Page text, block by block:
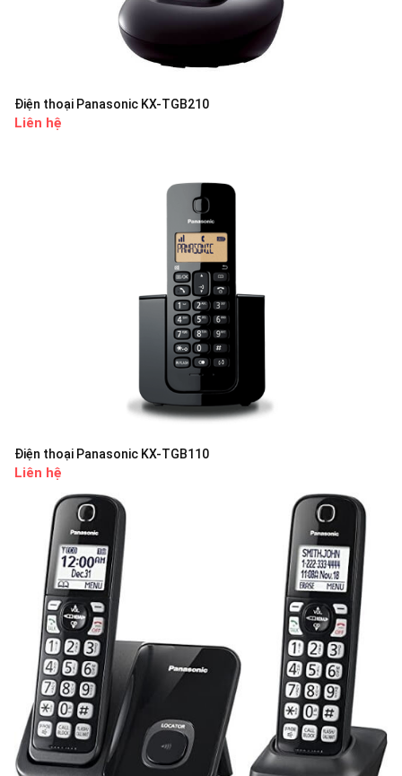
Điện thoại Panasonic KX-TGB210
Liên hệ
Điện thoại Panasonic KX-TGB110
Liên hệ